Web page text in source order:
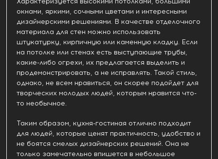
окнами, яркими, сочными цветами и интересными
дизайнерскими решениями. В качестве отделочного
материала для стен можно использовать
штукатурку, кирпичную или каменную кладку. Если
на потолке или стенах есть выступающие трубы,
какие-либо огрехи, их предлагается выделить и
продемонстрировать, а не исправлять. Такой стиль,
однако, не всем нравиться, он скорее подойдет для
творческих молодых людей, которым нравится что-
то необычное.
Таким образом, кухня-гостиная отлично подходит
для людей, которые ценят практичность, удобство и
не боятся смелых дизайнерских решений. Она не
только замечательно впишется в небольшое